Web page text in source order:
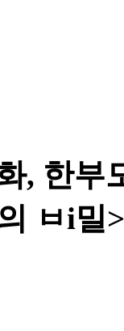
, 한부
ㅂi밀>